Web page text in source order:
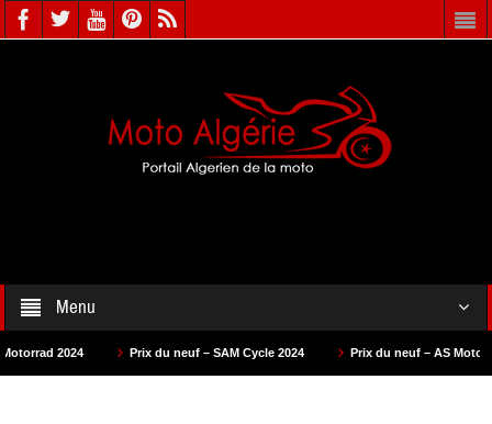
Menu
Prix du neuf – SAM Cycle 2024 Prix du neuf – AS Motors 2024